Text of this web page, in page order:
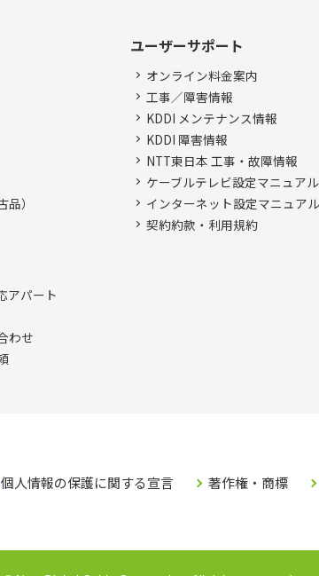
）
ユーザーサポート
オンライン料金案内
工事／障害情報
KDDI メンテナンス情報
KDDI 障害情報
NTT東日本 工事・故障情報
ケーブルテレビ設定マニュアル
インターネット設定マニュア
契約約款・利用規約
アパート
わせ
個人情報の保護に関する宣言 著作権・商標